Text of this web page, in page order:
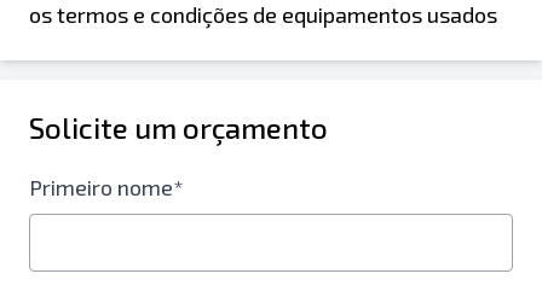
os termos e condições de equipamentos usados
Solicite um orçamento
Primeiro nome*